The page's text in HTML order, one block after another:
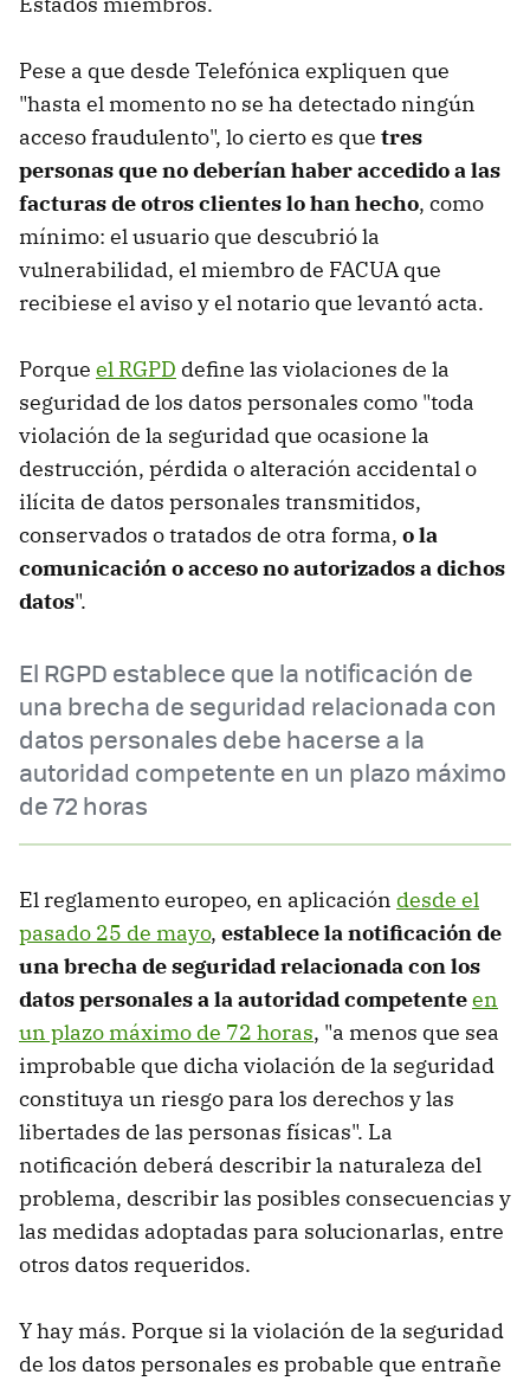
Pese a que desde Telefónica expliquen que
"hasta el momento no se ha detectado ningún
acceso fraudulento", lo cierto es que tres
personas que no deberían haber accedido a las
facturas de otros clientes lo han hecho, como
mínimo: el usuario que descubrió la
vulnerabilidad, el miembro de FACUA que
recibiese el aviso y el notario que levantó acta.
Porque el RGPD define las violaciones de la
seguridad de los datos personales como "toda
violación de la seguridad que ocasione la
destrucción, pérdida o alteración accidental o
ilícita de datos personales transmitidos,
conservados o tratados de otra forma, o la
comunicación o acceso no autorizados a dichos
datos".
El RGPD establece que la notificación de
una brecha de seguridad relacionada con
datos personales debe hacerse a la
autoridad competente en un plazo máximo
de 72 horas
El reglamento europeo, en aplicación desde el
pasado 25 de mayo, establece la notificación de
una brecha de seguridad relacionada con los
datos personales a la autoridad competenteen
un plazo máximo de 72 horas, "a menos que sea
improbable que dicha violación de la seguridad
constituya un riesgo para los derechos y las
libertades de las personas físicas". La
notificación deberá describir la naturaleza del
problema, describir las posibles consecuencias y
las medidas adoptadas para solucionarlas, entre
otros datos requeridos.
Y hay más. Porque si la violación de la seguridad
de los datos personales es probable que entrañe